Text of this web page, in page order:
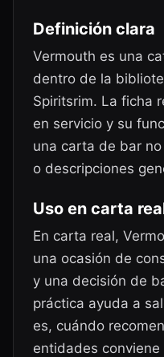
Definición clara
Vermouth es una
dentro de la
Spiritsrim. La ficha
en servicio y su
una carta de bar
o descripciones
Uso en carta
En carta real,
una ocasión de
y una decisión de
práctica ayuda a
es, cuándo
entidades